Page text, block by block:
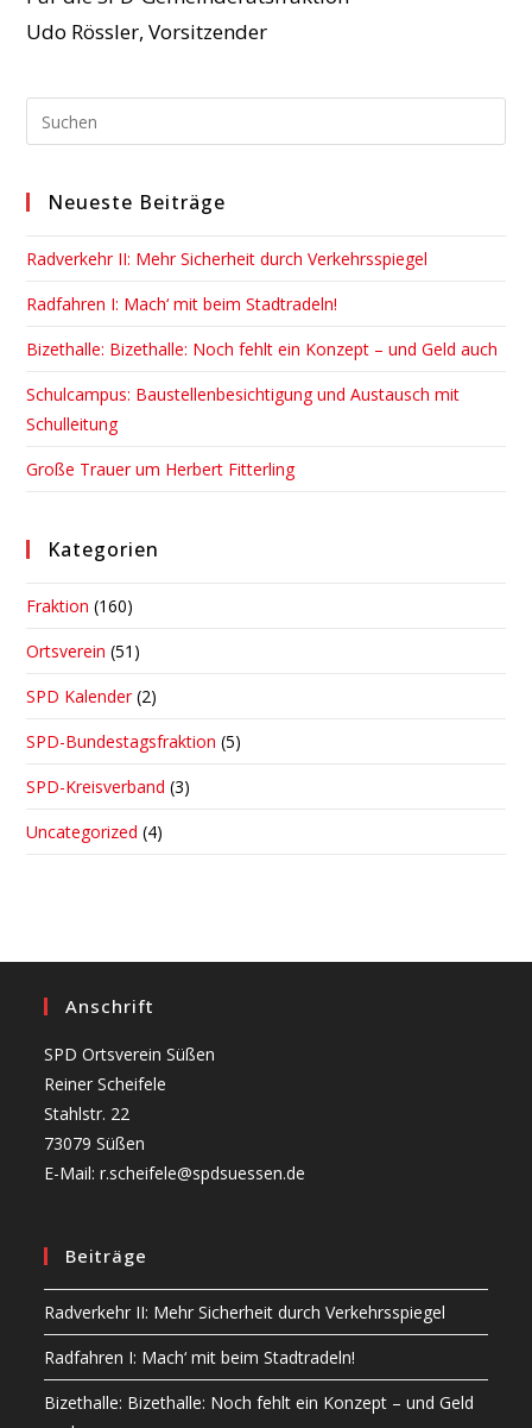
Udo Rössler, Vorsitzender
Neueste Beiträge
Radverkehr II: Mehr Sicherheit durch Verkehrsspiegel
Radfahren I: Mach‘ mit beim Stadtradeln!
Bizethalle: Bizethalle: Noch fehlt ein Konzept – und Geld auch
Schulcampus: Baustellenbesichtigung und Austausch mit
Schulleitung
Große Trauer um Herbert Fitterling
Kategorien
Fraktion (160)
Ortsverein (51)
SPD Kalender (2)
SPD-Bundestagsfraktion (5)
SPD-Kreisverband (3)
Uncategorized (4)
Anschrift
SPD Ortsverein Süßen
Reiner Scheifele
Stahlstr. 22
73079 Süßen
E-Mail: r.scheifele@spdsuessen.de
Beiträge
Radverkehr II: Mehr Sicherheit durch Verkehrsspiegel
Radfahren I: Mach‘ mit beim Stadtradeln!
Bizethalle: Bizethalle: Noch fehlt ein Konzept – und Geld